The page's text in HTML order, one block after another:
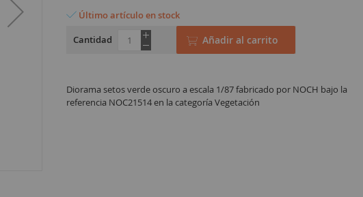
Último artículo en stock
Cantidad
Añadir al carrito
Diorama setos verde oscuro a escala 1/87 fabricado por NOCH bajo la
referencia NOC21514 en la categoría Vegetación